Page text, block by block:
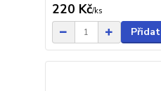
220 Kč/ks